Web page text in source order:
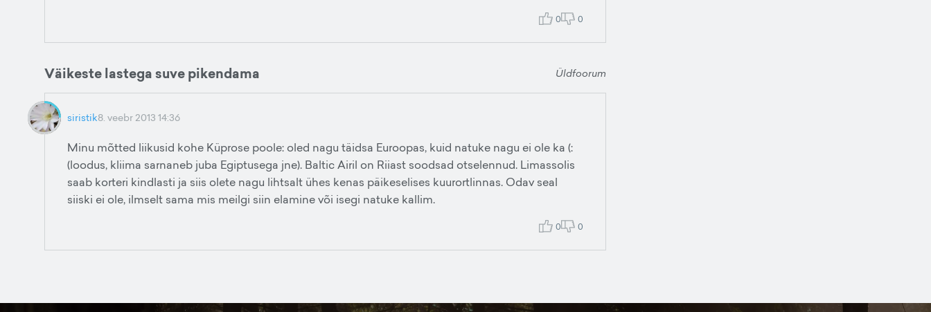
0 0
Väikeste lastega suve pikendama Üldfoorum
siristik8. veebr 2013 14:36
Minu mõtted liikusid kohe Küprose poole: oled nagu täidsa Euroopas, kuid natuke nagu ei ole ka (:
(loodus, kliima sarnaneb juba Egiptusega jne). Baltic Airil on Riiast soodsad otselennud. Limassolis
saab korteri kindlasti ja siis olete nagu lihtsalt ühes kenas päikeselises kuurortlinnas. Odav seal
siiski ei ole, ilmselt sama mis meilgi siin elamine või isegi natuke kallim.
0 0